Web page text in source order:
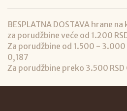
BESPLATNA DOSTAVA hrane
za porudžbine veće od 1.200
Za porudžbine od 1.500 - 3.000
0,187
Za porudžbine preko 3.500 RSD